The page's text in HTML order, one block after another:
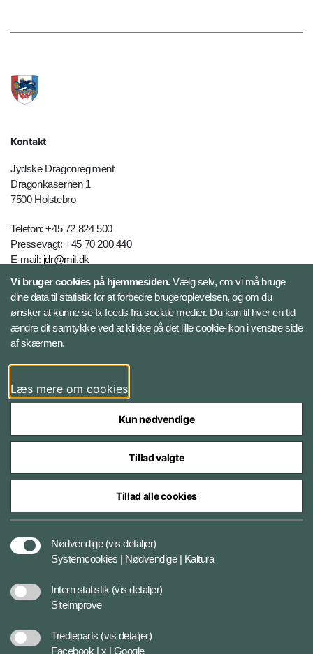
Kontakt
Jydske Dragonregiment
Dragonkasernen 1
7500 Holstebro
Telefon: +45 72 824 500
Pressevagt: +45 70 200 440
E-mail: jdr@mil.dk
Databeskyttelse
Følg Jydske Dragonregiment
Facebook
Styrelser og myndigheder under Forsvarsministeriet
Vi bruger cookies på hjemmesiden.Vælg selv, om vi må bruge
dine data til statistik for at forbedre brugeroplevelsen, og om du
ønsker at kunne se fx feeds fra sociale medier. Du kan til hver en tid
ændre dit samtykke ved at klikke på det lille cookie-ikon i venstre side
af skærmen.
Læs mere om cookies
Kun nødvendige
Tillad valgte
Tillad alle cookies
Nødvendige (vis detaljer)
Systemcookies | Nødvendige | Kaltura
Intern statistik (vis detaljer)
Siteimprove
Tredjeparts (vis detaljer)
Facebook | x | Google